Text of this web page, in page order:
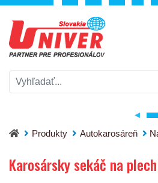
Produkty Autokarosáreň
Karosársky sekáč na plech
Karosársky sekáč na